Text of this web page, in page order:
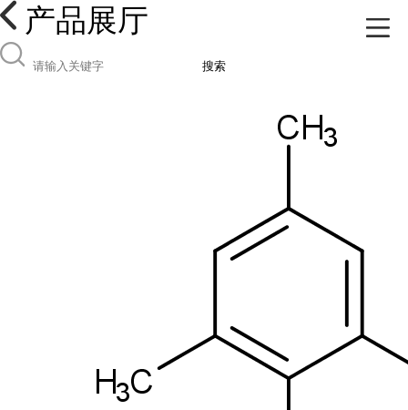
产品展厅
搜索